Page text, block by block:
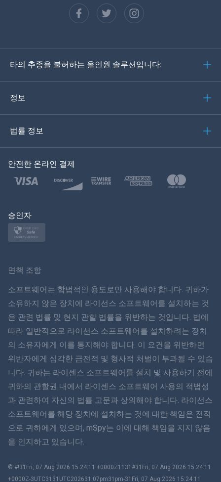
Español
Deutsch
Türkçe
Polski
ภาษาไทย
简体中文
Dansk
हिंदी
עברית
로마나
한국어
타의 추종을 불허하는 올인원 솔루션입니다:
정보
법률 정보
안전한 온라인 결제
승인자
면책 조항
소프트웨어는 합법적인 용도로만 사용해야 합니다. 귀하가
소유하지 않은 장치에 라이선스 소프트웨어를 설치하는 것
은 관련 법률 및 현지 관할 법률을 위반하는 것입니다. 법에
따라 일반적으로 라이선스 소프트웨어를 설치하려는 장치
의 소유자에게 이를 통지해야 합니다. 이 요건을 위반하면
위반자에게 심각한 금전적 및 형사적 처벌이 부과될 수 있습
니다. 귀하는 라이센스 소프트웨어를 설치 및 사용하기 전에
귀하의 관할권 내에서 라이센스 소프트웨어 사용의 적법성
과 관련하여 자신의 법률 고문과 상의해야 합니다. 라이선스
소프트웨어를 해당 장치에 설치하는 것에 대한 책임은 전적
으로 귀하에게 있으며, mSpy는 이에 대해 책임을 지지 않음
을 인지하고 있습니다.
© #!31Fri, 07 Aug 2026 15:24:11 +0000Z1131#31Fri, 07 Aug 2026 15:24:11
+0000Z-3UTC3131UTC202631 07pm31pm-31Fri, 07 Aug 2026 15:24:11